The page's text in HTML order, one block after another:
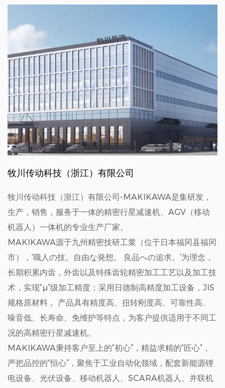
牧川传动科技（浙江）有限公司
牧川传动科技（浙江）有限公司-MAKIKAWA是集研发，
生产，销售，服务于一体的精密行星减速机、AGV（移动
机器人）一体机的专业生产厂家。
MAKIKAWA源于九州精密技研工業（位于日本福冈县福冈
市），‘職人の技。自由な発想。 良品への追求。’为理念，
长期积累内齿，外齿以及特殊齿轮精密加工工艺以及加工技
术，实现“μ”级加工精度；采用日德制高精度加工设备，JIS
规格原材料， 产品具有精度高、扭转刚度高、可靠性高、
噪音低、长寿命、免维护等特点，为客户提供适用于不同工
况的高精密行星减速机。
MAKIKAWA秉持客户至上的“初心”，精益求精的“匠心”，
严把品控的“恒心”，聚焦于工业自动化领域，配套新能源锂
电设备、光伏设备、移动机器人、SCARA机器人、并联机